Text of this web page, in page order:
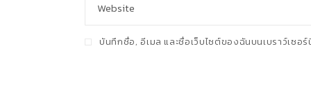
บันทึกชื่อ, อีเมล และชื่อเว็บไซต์ของฉันบนเบราว์เซอ